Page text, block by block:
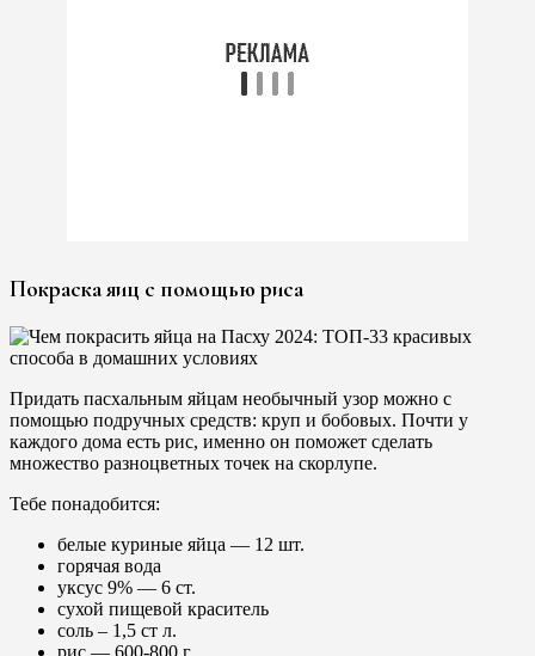
Покраска яиц с помощью риса
Придать пасхальным яйцам необычный узор можно с
помощью подручных средств: круп и бобовых. Почти у
каждого дома есть рис, именно он поможет сделать
множество разноцветных точек на скорлупе.
Тебе понадобится:
белые куриные яйца — 12 шт.
горячая вода
уксус 9% — 6 ст.
сухой пищевой краситель
соль – 1,5 ст л.
рис — 600-800 г